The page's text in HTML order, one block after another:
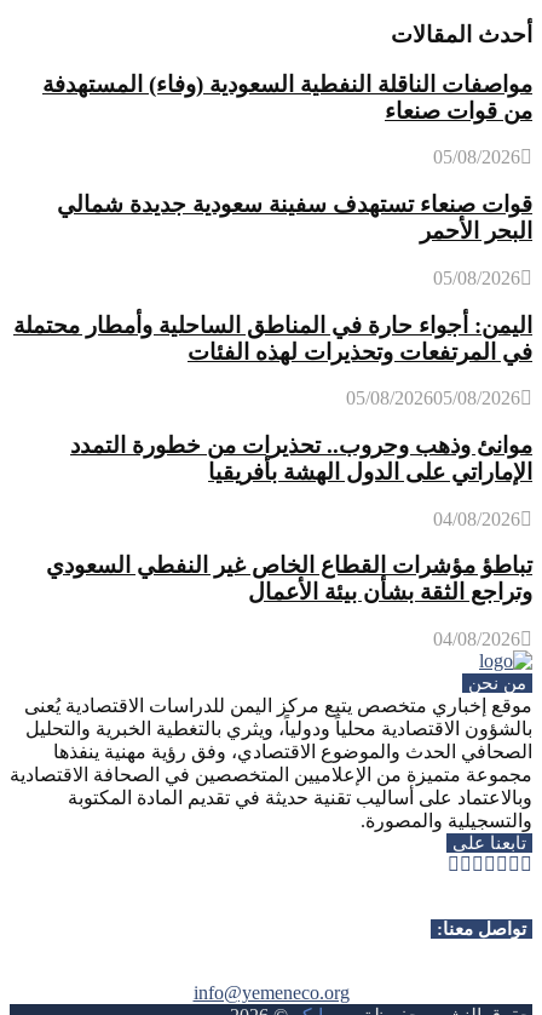
أحدث المقالات
مواصفات الناقلة النفطية السعودية (وفاء) المستهدفة
من قوات صنعاء
05/08/2026
قوات صنعاء تستهدف سفينة سعودية جديدة شمالي
البحر الأحمر
05/08/2026
اليمن: أجواء حارة في المناطق الساحلية وأمطار محتملة
في المرتفعات وتحذيرات لهذه الفئات
05/08/202605/08/2026
موانئ وذهب وحروب.. تحذيرات من خطورة التمدد
الإماراتي على الدول الهشة بأفريقيا
04/08/2026
تباطؤ مؤشرات القطاع الخاص غير النفطي السعودي
وتراجع الثقة بشأن بيئة الأعمال
04/08/2026
من نحن
موقع إخباري متخصص يتبع مركز اليمن للدراسات الاقتصادية يُعنى
بالشؤون الاقتصادية محلياً ودولياً، ويثري بالتغطية الخبرية والتحليل
الصحافي الحدث والموضوع الاقتصادي، وفق رؤية مهنية ينفذها
مجموعة متميزة من الإعلاميين المتخصصين في الصحافة الاقتصادية
وبالاعتماد على أساليب تقنية حديثة في تقديم المادة المكتوبة
والتسجيلية والمصورة.
تابعنا على
Facebook
Twitter
Instagram
Youtube
Rss
Telegram
Whatsapp
تواصل معنا:
info@yemeneco.org